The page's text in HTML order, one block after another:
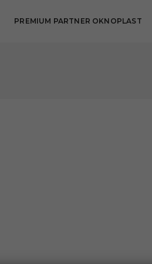
PREMIUM PARTNER OKNOPLAST